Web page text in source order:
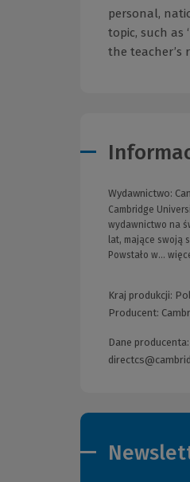
personal,
topic, such as
the teacher’s
Wydawnictwo:
Cambridge
wydawnictwo na
lat, mające swoją
Powstało w...
Kraj produkcji:
Producent:
Dane